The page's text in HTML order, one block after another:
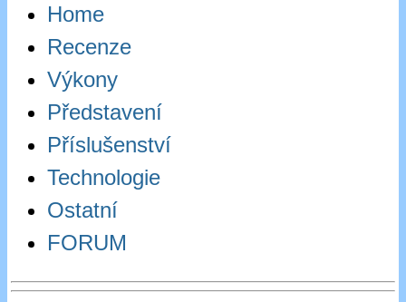
Home
Recenze
Výkony
Představení
Příslušenství
Technologie
Ostatní
FORUM